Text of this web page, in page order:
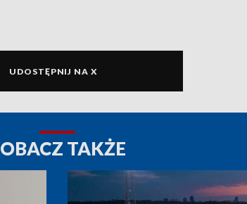
UDOSTĘPNIJ NA X
TAKŻE